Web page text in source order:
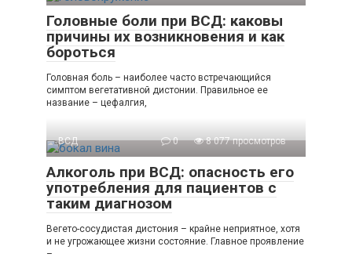
Головные боли при ВСД: каковы
причины их возникновения и как
бороться
Головная боль – наиболее часто встречающийся
симптом вегетативной дистонии. Правильное ее
название – цефалгия,
ВСД 0 8 077 просмотров
Алкоголь при ВСД: опасность его
употребления для пациентов с
таким диагнозом
Вегето-сосудистая дистония – крайне неприятное, хотя
и не угрожающее жизни состояние. Главное проявление
–